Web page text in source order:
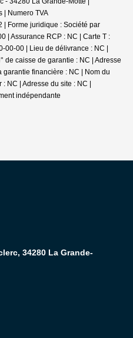
| Numero TVA
| Forme juridique : Société par
| Assurance RCP : NC | Carte T :
00-00 | Lieu de délivrance : NC |
de caisse de garantie : NC | Adresse
financière : NC | Nom du
NC | Adresse du site : NC |
indépendante
34280 La Grande-